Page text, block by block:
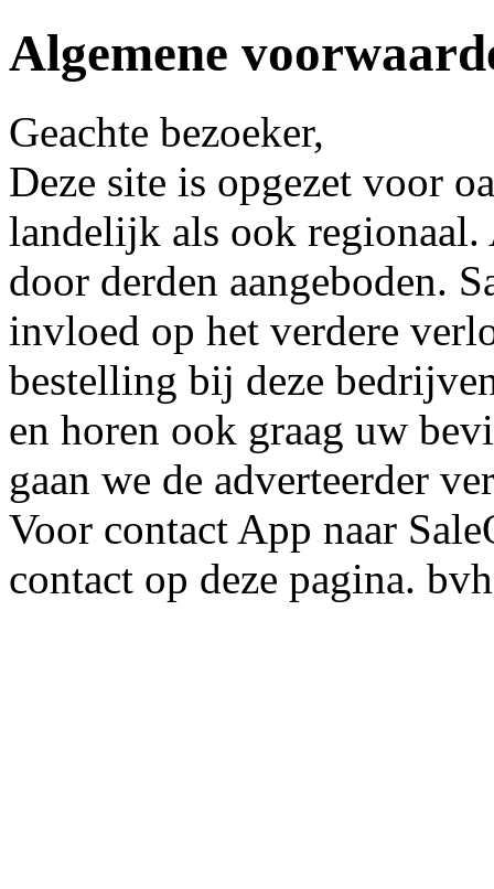
Algemene
Geachte bezoeker,
Deze site is opgezet voor
landelijk als ook regionaal.
door derden aangeboden.
invloed op het verdere
bestelling bij deze
en horen ook graag uw
gaan we de adverteerder
Voor contact App naar
contact op deze pagina.